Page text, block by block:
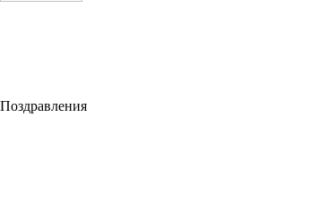
Поздравления